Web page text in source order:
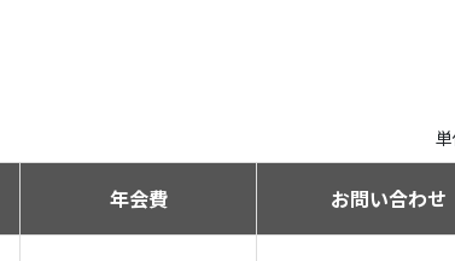
年会費 お問い合わせ